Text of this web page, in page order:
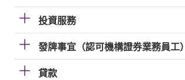
投資服務
發牌事宜（認可機構證券業務員工）
貸款